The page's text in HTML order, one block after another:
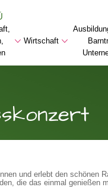
Wirtschaft
und erlebt den schönen
die das einmal genießen